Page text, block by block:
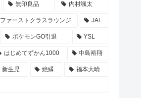
無印良品 内村颯太
ファーストクラスラウンジ JAL
ポケモンGO引退 YSL
はじめてずかん1000 中島裕翔
新生児 絶縁 福本大晴